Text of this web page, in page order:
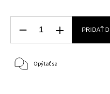
PRIDAŤ
Opýtať sa